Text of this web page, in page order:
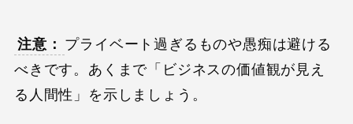
注意： プライベート過ぎるものや愚痴は避ける
べきです。あくまで「ビジネスの価値観が見え
る人間性」を示しましょう。